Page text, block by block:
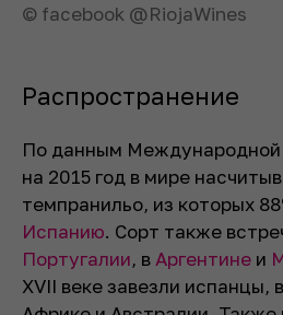
© facebook @RiojaWines
Распространение
По данным Международной
на 2015 год в мире
темпранильо, из которых
Испанию. Сорт также
Португалии, в Аргентине и
XVII веке завезли